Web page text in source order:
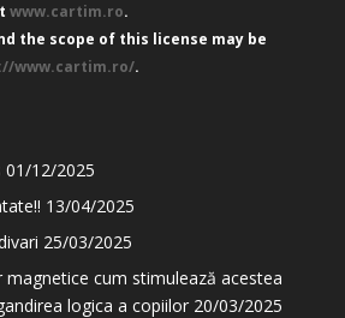
www.cartim.ro.
the scope of this license may be
www.cartim.ro/.
01/12/2025
13/04/2025
25/03/2025
magnetice cum stimulează acestea
logica a copiilor 20/03/2025